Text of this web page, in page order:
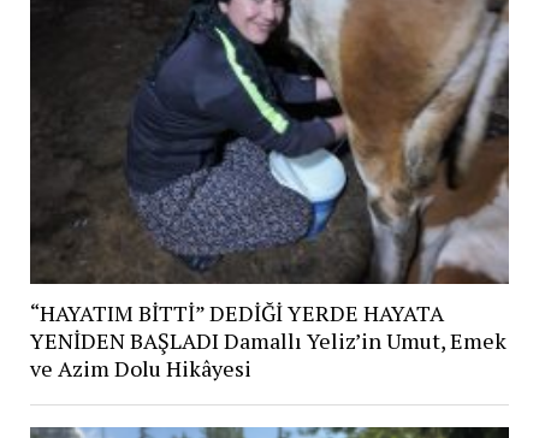
“HAYATIM BİTTİ” DEDİĞİ YERDE HAYATA
YENİDEN BAŞLADI Damallı Yeliz’in Umut, Emek
ve Azim Dolu Hikâyesi